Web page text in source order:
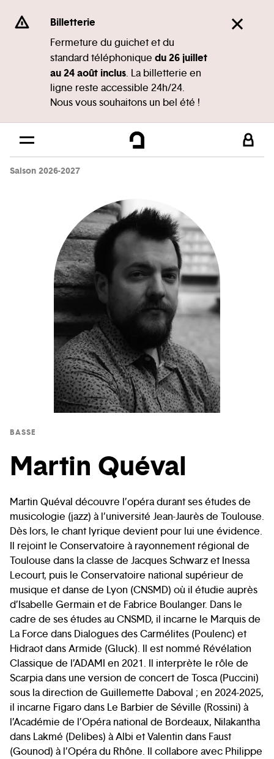
Se rendre au
Contenu principal
Pied de page
Billetterie
Fermeture du guichet et du
standard téléphonique du 26 juillet
au 24 août inclus. La billetterie en
ligne reste accessible 24h/24.
Nous vous souhaitons un bel été !
Saison 2026-2027
BASSE
Martin Quéval
Martin Quéval découvre l’opéra durant ses études de
musicologie (jazz) à l’université Jean-Jaurès de Toulouse.
Dès lors, le chant lyrique devient pour lui une évidence.
Il rejoint le Conservatoire à rayonnement régional de
Toulouse dans la classe de Jacques Schwarz et Inessa
Lecourt, puis le Conservatoire national supérieur de
musique et danse de Lyon (CNSMD) où il étudie auprès
d’Isabelle Germain et de Fabrice Boulanger. Dans le
cadre de ses études au CNSMD, il incarne le Marquis de
La Force dans Dialogues des Carmélites (Poulenc) et
Hidraot dans Armide (Gluck). Il est nommé Révélation
Classique de l’ADAMI en 2021. Il interprète le rôle de
Scarpia dans une version de concert de Tosca (Puccini)
sous la direction de Guillemette Daboval ; en 2024-2025,
il incarne Figaro dans Le Barbier de Séville (Rossini) à
l’Académie de l’Opéra national de Bordeaux, Nilakantha
dans Lakmé (Delibes) à Albi et Valentin dans Faust
(Gounod) à l’Opéra du Rhône. Il collabore avec Philippe